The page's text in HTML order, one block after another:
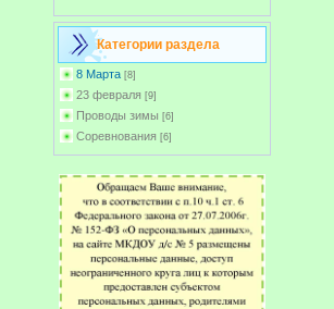
Категории раздела
8 Марта [8]
23 февраля [9]
Проводы зимы [6]
Соревнования [6]